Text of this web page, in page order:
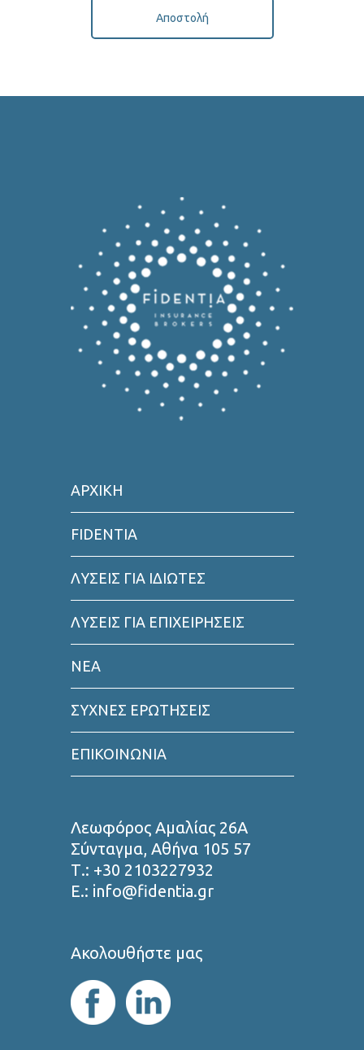
Αποστολή
ΑΡΧΙΚΗ
FIDENTIA
ΛΥΣΕΙΣ ΓΙΑ ΙΔΙΩΤΕΣ
ΛΥΣΕΙΣ ΓΙΑ ΕΠΙΧΕΙΡΗΣΕΙΣ
ΝΕΑ
ΣΥΧΝΕΣ ΕΡΩΤΗΣΕΙΣ
ΕΠΙΚΟΙΝΩΝΙΑ
Λεωφόρος Αμαλίας 26Α
Σύνταγμα, Αθήνα 105 57
Τ.: +30 2103227932
Ε.: info@fidentia.gr
Ακολουθήστε μας